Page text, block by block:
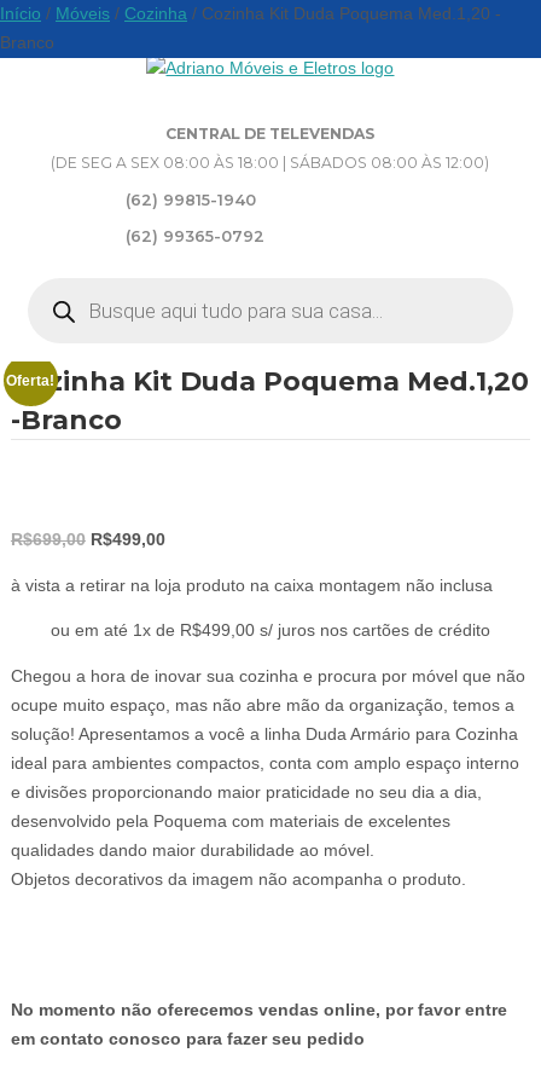
CENTRAL DE TELEVENDAS
(DE SEG A SEX 08:00 ÀS 18:00 | SÁBADOS 08:00 ÀS 12:00)
(62) 99815-1940
(62) 99365-0792
produtos
Início / Móveis / Cozinha / Cozinha Kit Duda Poquema Med.1,20 -
Branco
Cozinha Kit Duda Poquema Med.1,20
-Branco
Oferta!
R$699,00 O
original
era:
R$499,00O
atual
é:
à vista a retirar na loja produto na caixa montagem não inclusa
ou em até 1x de R$499,00 s/ juros nos cartões de crédito
Chegou a hora de inovar sua cozinha e procura por móvel que não
ocupe muito espaço, mas não abre mão da organização, temos a
solução! Apresentamos a você a linha Duda Armário para Cozinha
ideal para ambientes compactos, conta com amplo espaço interno
e divisões proporcionando maior praticidade no seu dia a dia,
desenvolvido pela Poquema com materiais de excelentes
qualidades dando maior durabilidade ao móvel.
Objetos decorativos da imagem não acompanha o produto.
No momento não oferecemos vendas online, por favor entre
em contato conosco para fazer seu pedido